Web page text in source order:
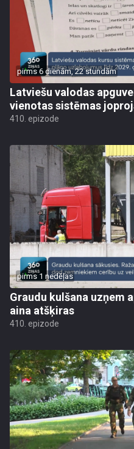
pirms 6 dienām, 22 stundām
Latviešu valodas
vienotas sistēmas
410. epizode
pirms 1 nedēļas
Graudu kulšana uzņem
aina atšķiras
410. epizode